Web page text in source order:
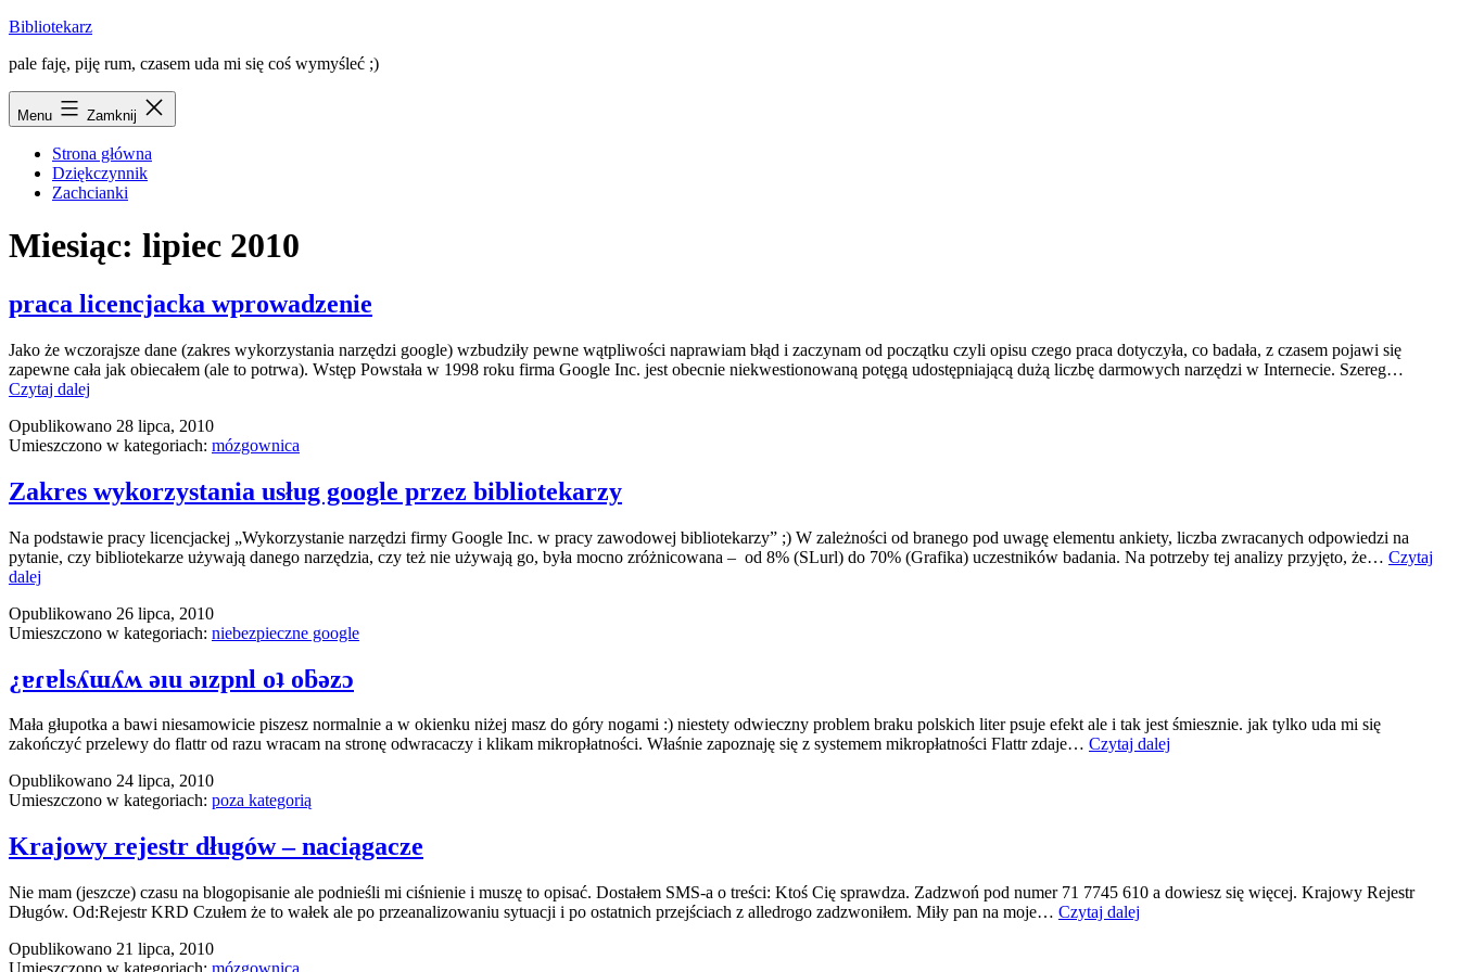
Przejdź
treści
Bibliotekarz
pale faję, piję rum, czasem uda mi się coś wymyśleć ;)
Menu Zamknij
Strona główna
Dziękczynnik
Zachcianki
Miesiąc: lipiec 2010
praca licencjacka wprowadzenie
Jako że wczorajsze dane (zakres wykorzystania narzędzi google) wzbudziły pewne wątpliwości naprawiam błąd i zaczynam od początku czyli opisu czego praca dotyczyła, co badała, z czasem pojawi się
zapewne cała jak obiecałem (ale to potrwa). Wstęp Powstała w 1998 roku firma Google Inc. jest obecnie niekwestionowaną potęgą udostępniającą dużą liczbę darmowych narzędzi w Internecie. Szereg…
Czytaj dalej
wprowadzenie
Opublikowano 28 lipca, 2010
Umieszczono w kategoriach: mózgownica
Zakres wykorzystania usług google przez bibliotekarzy
Na podstawie pracy licencjackej „Wykorzystanie narzędzi firmy Google Inc. w pracy zawodowej bibliotekarzy” ;) W zależności od branego pod uwagę elementu ankiety, liczba zwracanych odpowiedzi na
pytanie, czy bibliotekarze używają danego narzędzia, czy też nie używają go, była mocno zróżnicowana – od 8% (SLurl) do 70% (Grafika) uczestników badania. Na potrzeby tej analizy przyjęto, że… Czytaj
dalej
usług
google
bibliotekarzy
Opublikowano 26 lipca, 2010
Umieszczono w kategoriach: niebezpieczne google
¿ɐɾɐlsʎɯʎʍ ǝıu ǝızpnl oʇ oƃǝzɔ
Mała głupotka a bawi niesamowicie piszesz normalnie a w okienku niżej masz do góry nogami :) niestety odwieczny problem braku polskich liter psuje efekt ale i tak jest śmiesznie. jak tylko uda mi się
zakończyć przelewy do flattr od razu wracam na stronę odwracaczy i klikam mikropłatności. Właśnie zapoznaję się z systemem mikropłatności Flattr zdaje… Czytaj dalej
Opublikowano 24 lipca, 2010
Umieszczono w kategoriach: poza kategorią
Krajowy rejestr długów – naciągacze
Nie mam (jeszcze) czasu na blogopisanie ale podnieśli mi ciśnienie i muszę to opisać. Dostałem SMS-a o treści: Ktoś Cię sprawdza. Zadzwoń pod numer 71 7745 610 a dowiesz się więcej. Krajowy Rejestr
Długów. Od:Rejestr KRD Czułem że to wałek ale po przeanalizowaniu sytuacji i po ostatnich przejściach z alledrogo zadzwoniłem. Miły pan na moje… Czytaj dalej
Opublikowano 21 lipca, 2010